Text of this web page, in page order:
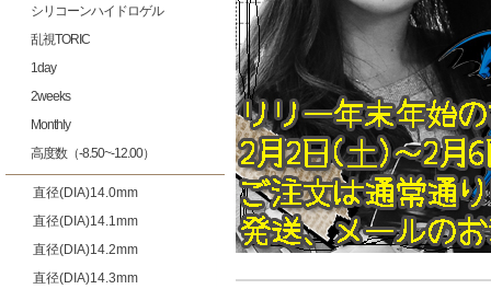
シリコーンハイドロゲル
乱視TORIC
1day
2weeks
Monthly
高度数（-8.50~-12.00）
直径(DIA)14.0mm
直径(DIA)14.1mm
直径(DIA)14.2mm
直径(DIA)14.3mm